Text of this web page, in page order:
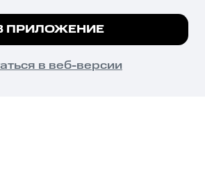
их аналогов причиняет вред здоровью,
запрещён и влечёт установленную
чтобы на сайте все
ПОНЯТНО
ПРИЛОЖЕНИЕ
в веб-версии